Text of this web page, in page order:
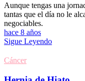
Aunque tengas una
tantas que el día no le
negociables.
hace 8 años
Sigue Leyendo
Cáncer